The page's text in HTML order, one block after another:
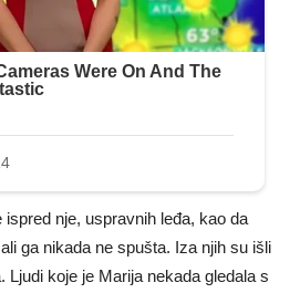
ispred nje, uspravnih leđa, kao da
ga nikada ne spušta. Iza njih su išli
Ljudi koje je Marija nekada gledala s